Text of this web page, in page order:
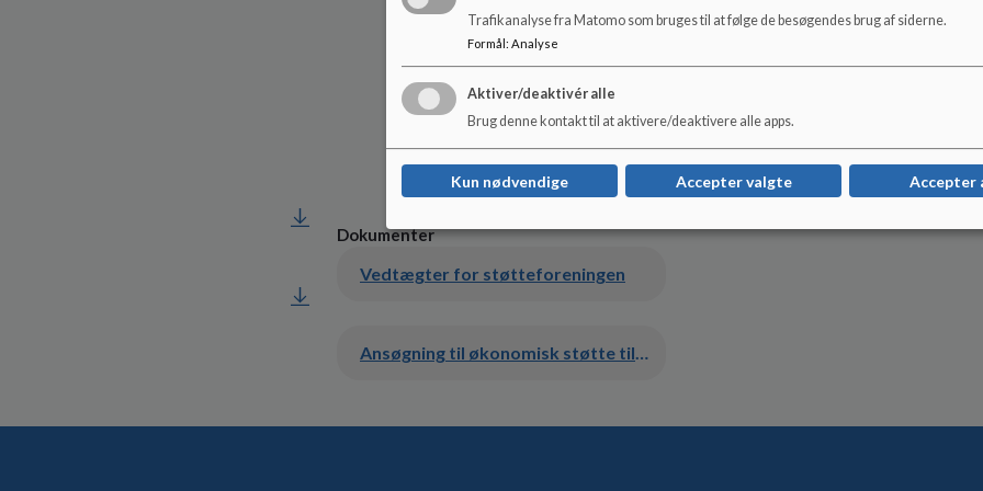
Næstformand Martin Westfall Jensen
Sekretær Karl Plougstrup-Petersen
Kasserer: Charlotte Madsen
Bestyrelsesmedlem: Tinne Westfall Lambertsen
Dokumenter
Vedtægter for støtteforeningen
Ansøgning til økonomisk støtte til en aktivitet.
Trafikanalyse fra Matomo som bruges til at følge de besøgendes brug af siderne.
Formål : Analyse
Aktiver/deaktivér alle
Brug denne kontakt til at aktivere/deaktivere alle apps.
Kun nødvendige Accepter valgte Accepter